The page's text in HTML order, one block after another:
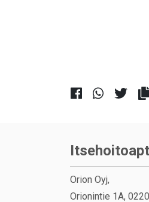
Orion Oyj,
Orionintie 1A,